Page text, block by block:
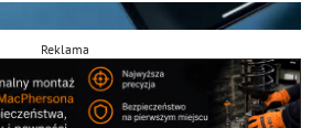
Reklama